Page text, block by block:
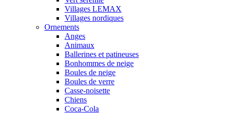
Villages LEMAX
Villages nordiques
Ornements
Anges
Animaux
Ballerines et patineuses
Bonhommes de neige
Boules de neige
Boules de verre
Casse-noisette
Chiens
Coca-Cola